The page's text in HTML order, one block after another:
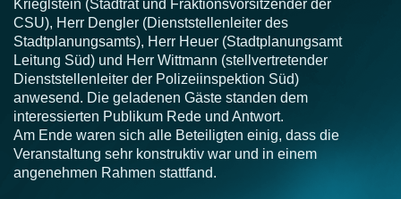
Krieglstein (Stadtrat und Fraktionsvorsitzender der
CSU), Herr Dengler (Dienststellenleiter des
Stadtplanungsamts), Herr Heuer (Stadtplanungsamt
Leitung Süd) und Herr Wittmann (stellvertretender
Dienststellenleiter der Polizeiinspektion Süd)
anwesend. Die geladenen Gäste standen dem
interessierten Publikum Rede und Antwort.
Am Ende waren sich alle Beteiligten einig, dass die
Veranstaltung sehr konstruktiv war und in einem
angenehmen Rahmen stattfand.